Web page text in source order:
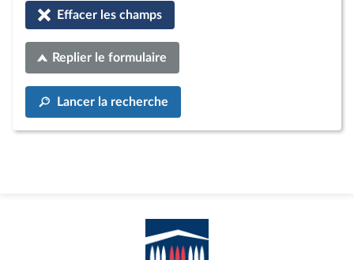
Effacer les champs
Replier le formulaire
Lancer la recherche